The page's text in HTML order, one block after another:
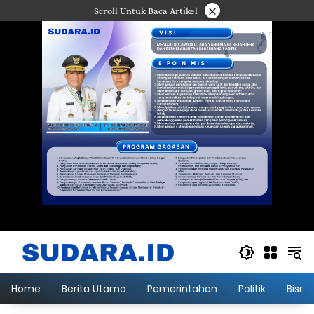
ke
Scroll Untuk Baca Artikel ×
Home Berita Utama Pemerintahan Politik